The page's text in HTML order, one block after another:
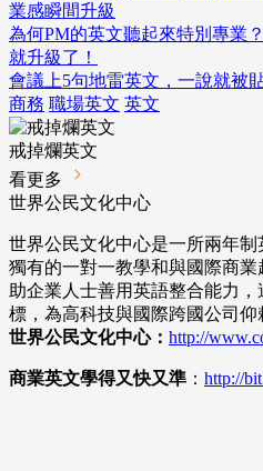
業感瞬間升級
為何PM的英文聽起來特別專業
就升級了！
會議上5句地雷英文，一說就被
商務 職場英文 英文
戒掉爛英文
看更多
世界公民文化中心
世界公民文化中心是一所兩年制
獨有的一對一教學和與國際商
助企業人士善用英語整合能力
標，為高科技與國際跨國公司仰
世界公民文化中心： http://
商業英文學得又快又準 ： http://